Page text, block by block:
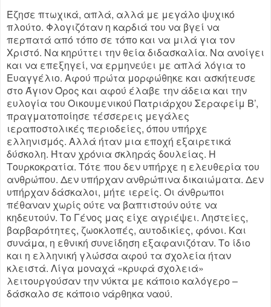
Έζησε πτωχικά, απλά, αλλά με μεγάλο ψυχικό
πλούτο. Φλογιζόταν η καρδιά του να βγεί να
περπατά από τόπο σε τόπο και να μιλά για τον
Χριστό. Να κηρύττει την θεία διδασκαλία. Να ανοίγει
και να επεξηγεί, να ερμηνεύει με απλά λόγια το
Ευαγγέλιο. Αφού πρώτα μορφώθηκε και ασκήτευσε
στο Άγιον Όρος και αφού έλαβε την άδεια και την
ευλογία του Οικουμενικού Πατριάρχου Σεραφείμ Β’,
πραγματοποίησε τέσσερεις μεγάλες
ιεραποστολικές περιοδείες, όπου υπήρχε
ελληνισμός. Αλλά ήταν μια εποχή εξαιρετικά
δύσκολη. Ήταν χρόνια σκληράς δουλείας. Η
Τουρκοκρατία. Τότε που δεν υπήρχε η ελευθερία του
ανθρώπου. Δεν υπήρχαν ανθρώπινα δικαιώματα. Δεν
υπήρχαν δάσκαλοι, μήτε ιερείς. Οι άνθρωποι
πέθαναν χωρίς ούτε να βαπτιστούν ούτε να
κηδευτούν. Το Γένος μας είχε αγριέψει. Ληστείες,
βαρβαρότητες, ζωοκλοπές, αυτοδικίες, φόνοι. Και
συνάμα, η εθνική συνείδηση εξαφανιζόταν. Το ίδιο
και η ελληνική γλώσσα αφού τα σχολεία ήταν
κλειστά. Λίγα μοναχά «κρυφά σχολειά»
λειτουργούσαν την νύκτα με κάποιο καλόγερο –
δάσκαλο σε κάποιο νάρθηκα ναού.